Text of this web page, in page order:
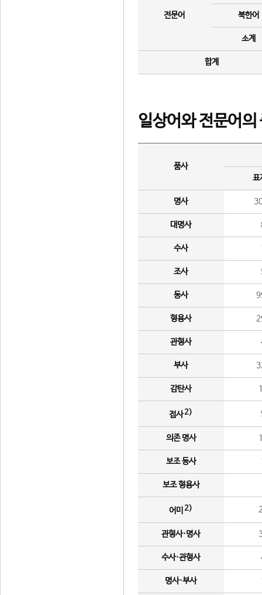
전문어 북한어
소계
합계
일상어와 전문어의
품사
표
명사
대명사
수사
조사
동사
형용사
관형사
부사
감탄사
접사2)
의존 명사
보조 동사
보조 형용사
어미 2)
관형사·명사
수사·관형사
명사·부사